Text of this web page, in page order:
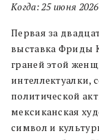
Когда: 25 июня
Первая за
выставка Фриды
граней этой
политической
мексиканская
символ и